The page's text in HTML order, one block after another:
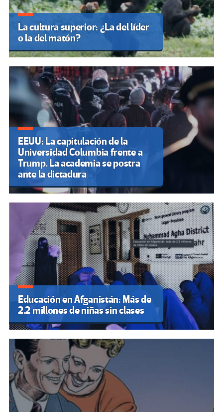
La cultura superior: ¿La del líder
o la del matón?
EEUU: La capitulación de la
Universidad Columbia frente a
Trump. La academia se postra
ante la dictadura
Educación en Afganistán: Más de
2.2 millones de niñas sin clases